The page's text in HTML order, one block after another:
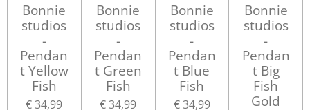
Bonnie
studios
-
Pendan
t Yellow
Fish
€ 34,99
Bonnie
studios
-
Pendan
t Green
Fish
€ 34,99
Bonnie
studios
-
Pendan
t Blue
Fish
€ 34,99
Bonnie
studios
-
Pendan
t Big
Fish
Gold